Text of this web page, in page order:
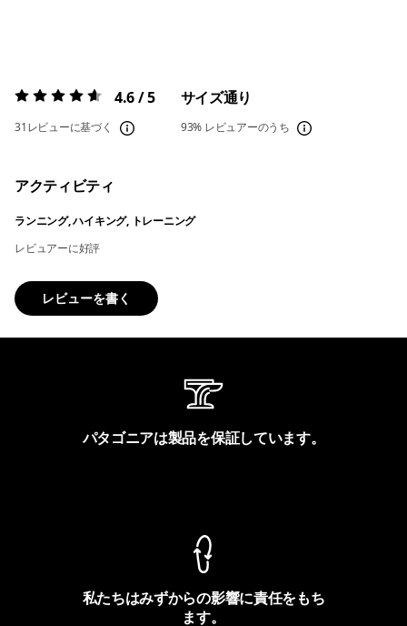
評価:4.6 / 5 4.6 / 5
31レビューに基づく
サイズ通り
93% レビュアーのうち
アクティビティ
ランニング, ハイキング, トレーニング
レビュアーに好評
レビューを書く
パタゴニアは製品を保証しています。
私たちはみずからの影響に責任をもち
ます。